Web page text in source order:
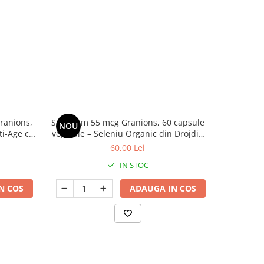
Age cu
COS
NOU
Selenium 55 mcg Granions, 60 capsule
vegetale – Seleniu Organic din Drojdie
pentru Tiroidă, Imunitate, Fertilitate și
60,00 Lei
IN STOC
ADAUGA IN COS